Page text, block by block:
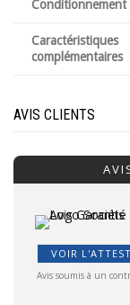
Conditionnement
Caractéristiques
complémentaires
AVIS CLIENTS
VOIR
Avis soumis à un